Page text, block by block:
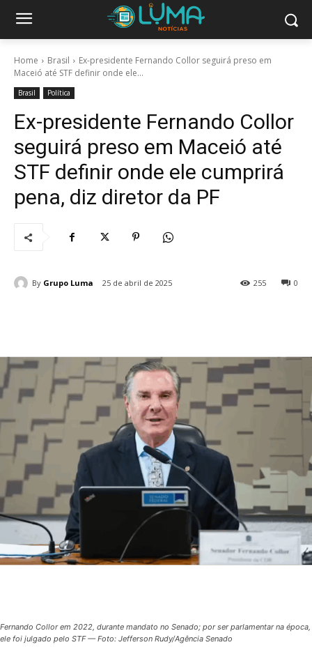
Home Brasil
Ex-presidente Fernando Collor seguirá preso em
Maceió até STF definir onde ele...
Brasil Política
Ex-presidente Fernando Collor
seguirá preso em Maceió até
STF definir onde ele cumprirá
pena, diz diretor da PF
By Grupo Luma 25 de abril de 2025 0
255
Fernando Collor em 2022, durante mandato no Senado; por ser parlamentar na época,
ele foi julgado pelo STF — Foto: Jefferson Rudy/Agência Senado